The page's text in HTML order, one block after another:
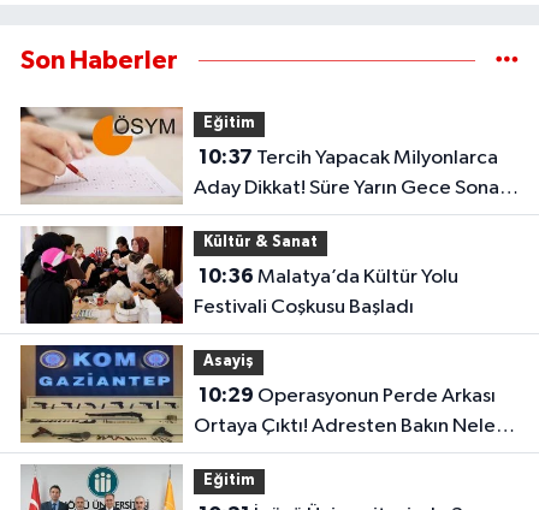
Son Haberler
Eğitim
10:37
Aday Dikkat! Süre Yarın Gece Sona
Eriyor
Kültür & Sanat
10:36
Festivali Coşkusu Başladı
Asayiş
10:29
Ortaya Çıktı! Adresten Bakın Neler
Çıktı
Eğitim